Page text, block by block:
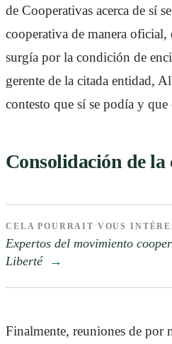
de Cooperativas acerca de sí
cooperativa de manera oficial,
surgía por la condición de
gerente de la citada entidad,
contesto que sí se podía y que
Consolidación de la
CELA POURRAIT VOUS
Expertos del movimiento
Liberté →
Finalmente, reuniones de por